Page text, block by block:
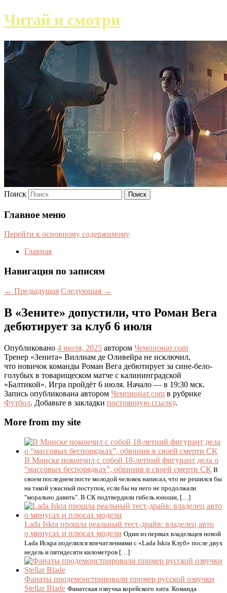
Читай и смотри
Поиск
Главное меню
Перейти к основному содержимому
Главная
Навигация по записям
← Предыдущая Следующая →
В «Зените» допустили, что Роман Вега
дебютирует за клуб 6 июля
Опубликовано 4 июля, 2025 автором Чемпионат.com
Тренер «Зенита» Виллиам де Оливейра не исключил,
что новичок команды Роман Вега дебютирует за сине-бело-
голубых в товарищеском матче с калининградской
«Балтикой». Игра пройдёт 6 июля. Начало — в 19:30 мск.
Запись опубликована автором Чемпионат.com в рубрике
Футбол. Добавьте в закладки постоянную ссылку.
More from my site
В Минске покончил с собой 18-летний фигурант дела о
“массовых беспорядках”, обвинив в своей смерти СК В
своем последнем посте молодой человек написал, что не решился бы
на такой ужасный поступок, если бы на него не продолжали
"морально давить". В СК подтвердили гибель юноши, […]
Lada Iskra прошла реальный тест-драйв: владелец авто
о минусах и плюсах модели Один из первых владельцев новой
Lada Искра поделился впечатлениями с «Lada Iskra Клуб» после двух
недель и пятидесяти километров […]
Фанаты продемонстрировали пример русской озвучки
Stellar Blade Фанатская озвучка корейского хита. Команда